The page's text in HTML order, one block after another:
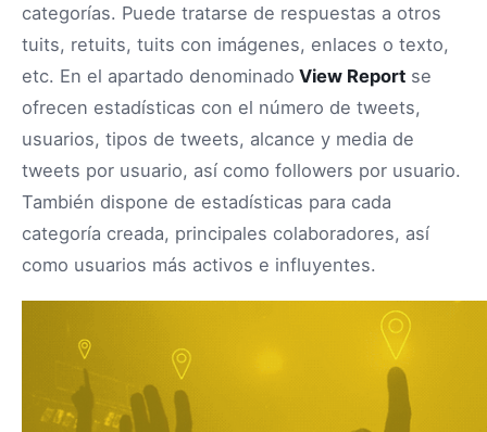
categorías. Puede tratarse de respuestas a otros
tuits, retuits, tuits con imágenes, enlaces o texto,
etc. En el apartado denominado View Report se
ofrecen estadísticas con el número de tweets,
usuarios, tipos de tweets, alcance y media de
tweets por usuario, así como followers por usuario.
También dispone de estadísticas para cada
categoría creada, principales colaboradores, así
como usuarios más activos e influyentes.